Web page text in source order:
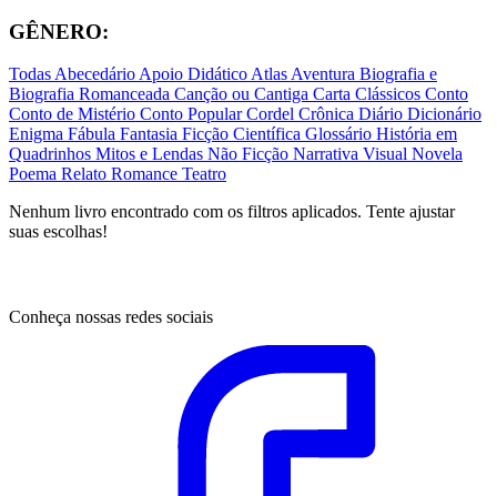
GÊNERO:
TodasAbecedárioApoio DidáticoAtlasAventura Biografia e
Biografia Romanceada Canção ou Cantiga Carta Clássicos Conto
Conto de Mistério Conto PopularCordel Crônica Diário Dicionário
Enigma Fábula Fantasia Ficção Científica Glossário História em
Quadrinhos Mitos e Lendas Não Ficção Narrativa Visual Novela
Poema Relato Romance Teatro
Nenhum livro encontrado com os filtros aplicados. Tente ajustar
suas escolhas!
Conheça nossas redes sociais